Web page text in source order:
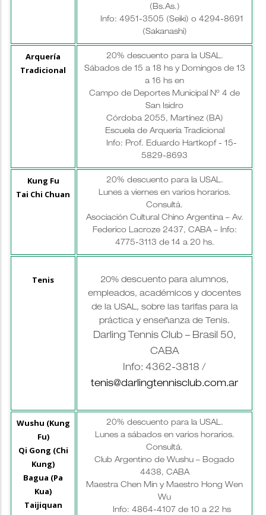
(Bs.As.)
Info: 4951-3505 (Seiki) o 4294-8691
(Sakanashi)
Arquería
Tradicional
20% descuento para la USAL.
Sábados de 15 a 18 hs y Domingos de 13
a 16 hs en
Campo de Deportes Municipal Nº 4 de
San Isidro
Córdoba 2055, Martínez (BA)
Escuela de Arquería Tradicional
Info: Prof. Eduardo Hartkopf - 15-
5829-8693
Kung Fu
Tai Chi Chuan
20% descuento para la USAL.
Lunes a viernes en varios horarios.
Consultá.
Asociación Cultural Chino Argentina – Av.
Federico Lacroze 2437, CABA – Info:
4775-3113 de 14 a 20 hs.
Tenis
20% descuento para alumnos,
empleados, académicos y docentes
de la USAL, sobre las tarifas para la
práctica y enseñanza de Tenis.
Darling Tennis Club – Brasil 50,
CABA
Info: 4362-3818 /
tenis@darlingtennisclub.com.ar
Wushu (Kung
Fu)
Qi Gong (Chi
Kung)
Bagua (Pa
Kua)
Taijiquan
20% descuento para la USAL.
Lunes a sábados en varios horarios.
Consultá.
Club Argentino de Wushu – Bogado
4438, CABA
Maestra Chen Min y Maestro Hong Wen
Wu
Info: 4864-4107 de 10 a 22 hs